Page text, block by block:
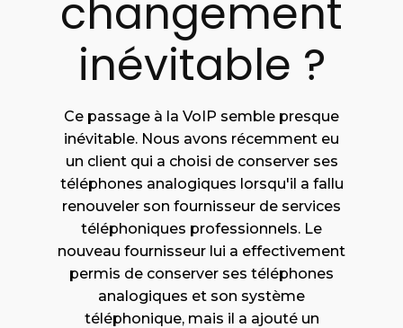
changement
inévitable ?
Ce passage à la VoIP semble presque
inévitable. Nous avons récemment eu
un client qui a choisi de conserver ses
téléphones analogiques lorsqu'il a fallu
renouveler son fournisseur de services
téléphoniques professionnels. Le
nouveau fournisseur lui a effectivement
permis de conserver ses téléphones
analogiques et son système
téléphonique, mais il a ajouté un